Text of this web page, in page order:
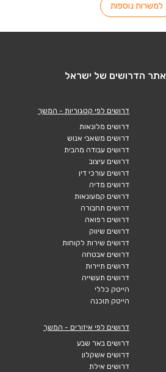
למשרות נוספות
דרושים לפי קטגוריות - המשך
דרושים מלונאות
דרושים משאבי אנוש
דרושים עבודה מהבית
דרושים עיצוב
דרושים עורכי דין
דרושים מדיה
דרושים קמעונאות
דרושים תחבורה
דרושים רפואה
דרושים שיווק
דרושים שירות לקוחות
דרושים אבטחה
דרושים תיירות
דרושים תעשייה
הייטק כללי
הייטק תוכנה
דרושים לפי איזורים - המשך
דרושים באר שבע
דרושים אשקלון
דרושים אילת